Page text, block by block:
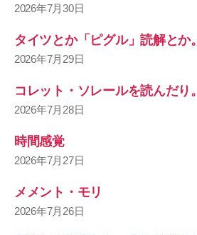
2026年7月30日
タイツとか「ピグル」読解とか。
2026年7月29日
コレット・ソレールを読んだり。
2026年7月28日
時間感覚
2026年7月27日
メメント・モリ
2026年7月26日